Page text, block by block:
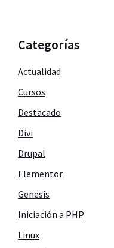
Categorías
Actualidad
Cursos
Destacado
Divi
Drupal
Elementor
Genesis
Iniciación a PHP
Linux